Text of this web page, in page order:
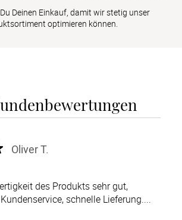
Deinen Einkauf, damit wir stetig unser
optimieren können.
Oliver T.
des Produkts sehr gut,
schnelle Lieferung....